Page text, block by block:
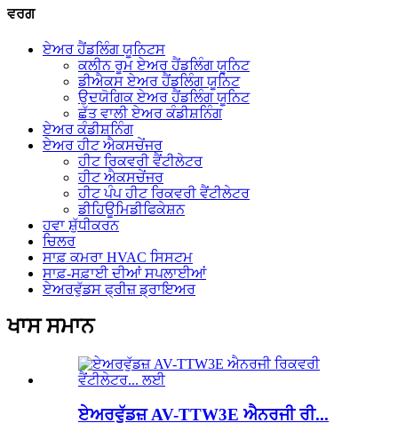
ਵਰਗ
ਏਅਰ ਹੈਂਡਲਿੰਗ ਯੂਨਿਟਸ
ਕਲੀਨ ਰੂਮ ਏਅਰ ਹੈਂਡਲਿੰਗ ਯੂਨਿਟ
ਡੀਐਕਸ ਏਅਰ ਹੈਂਡਲਿੰਗ ਯੂਨਿਟ
ਉਦਯੋਗਿਕ ਏਅਰ ਹੈਂਡਲਿੰਗ ਯੂਨਿਟ
ਛੱਤ ਵਾਲੀ ਏਅਰ ਕੰਡੀਸ਼ਨਿੰਗ
ਏਅਰ ਕੰਡੀਸ਼ਨਿੰਗ
ਏਅਰ ਹੀਟ ਐਕਸਚੇਂਜਰ
ਹੀਟ ਰਿਕਵਰੀ ਵੈਂਟੀਲੇਟਰ
ਹੀਟ ਐਕਸਚੇਂਜਰ
ਹੀਟ ਪੰਪ ਹੀਟ ਰਿਕਵਰੀ ਵੈਂਟੀਲੇਟਰ
ਡੀਹਿਊਮਿਡੀਫਿਕੇਸ਼ਨ
ਹਵਾ ਸ਼ੁੱਧੀਕਰਨ
ਚਿਲਰ
ਸਾਫ਼ ਕਮਰਾ HVAC ਸਿਸਟਮ
ਸਾਫ਼-ਸਫ਼ਾਈ ਦੀਆਂ ਸਪਲਾਈਆਂ
ਏਅਰਵੁੱਡਸ ਫ੍ਰੀਜ਼ ਡ੍ਰਾਇਅਰ
ਖਾਸ ਸਮਾਨ
ਏਅਰਵੁੱਡਜ਼ AV-TTW3E ਐਨਰਜੀ ਰੀ...